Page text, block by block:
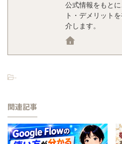
公式情報をもと
ト・デメリット
介します。
-
関連記事